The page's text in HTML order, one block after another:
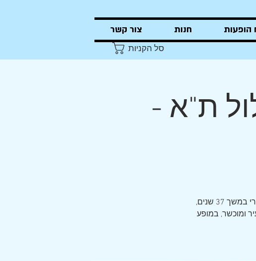
הופעות חנות צור קשר
סל הקניות
ת"א -
הזמר והגיטריסט הווירטואוז אורי הרפז, חצי מ"צמד הפרברים" המקורי במשך 37 שנים,
ומוכשר, במופע